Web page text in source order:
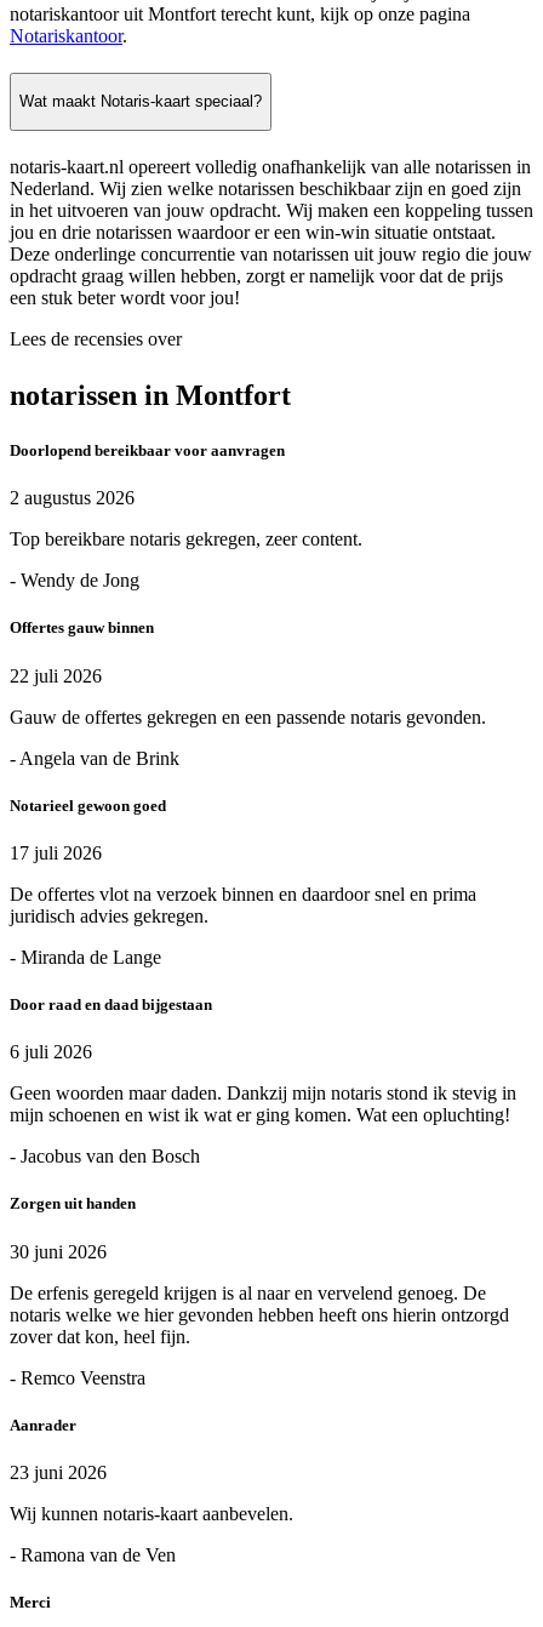
notariskantoor uit Montfort terecht kunt, kijk op onze pagina
Notariskantoor.
Wat maakt Notaris-kaart speciaal?
notaris-kaart.nl opereert volledig onafhankelijk van alle notarissen in
Nederland. Wij zien welke notarissen beschikbaar zijn en goed zijn
in het uitvoeren van jouw opdracht. Wij maken een koppeling tussen
jou en drie notarissen waardoor er een win-win situatie ontstaat.
Deze onderlinge concurrentie van notarissen uit jouw regio die jouw
opdracht graag willen hebben, zorgt er namelijk voor dat de prijs
een stuk beter wordt voor jou!
Lees de recensies over
notarissen in Montfort
Doorlopend bereikbaar voor aanvragen
2 augustus 2026
Top bereikbare notaris gekregen, zeer content.
- Wendy de Jong
Offertes gauw binnen
22 juli 2026
Gauw de offertes gekregen en een passende notaris gevonden.
- Angela van de Brink
Notarieel gewoon goed
17 juli 2026
De offertes vlot na verzoek binnen en daardoor snel en prima
juridisch advies gekregen.
- Miranda de Lange
Door raad en daad bijgestaan
6 juli 2026
Geen woorden maar daden. Dankzij mijn notaris stond ik stevig in
mijn schoenen en wist ik wat er ging komen. Wat een opluchting!
- Jacobus van den Bosch
Zorgen uit handen
30 juni 2026
De erfenis geregeld krijgen is al naar en vervelend genoeg. De
notaris welke we hier gevonden hebben heeft ons hierin ontzorgd
zover dat kon, heel fijn.
- Remco Veenstra
Aanrader
23 juni 2026
Wij kunnen notaris-kaart aanbevelen.
- Ramona van de Ven
Merci